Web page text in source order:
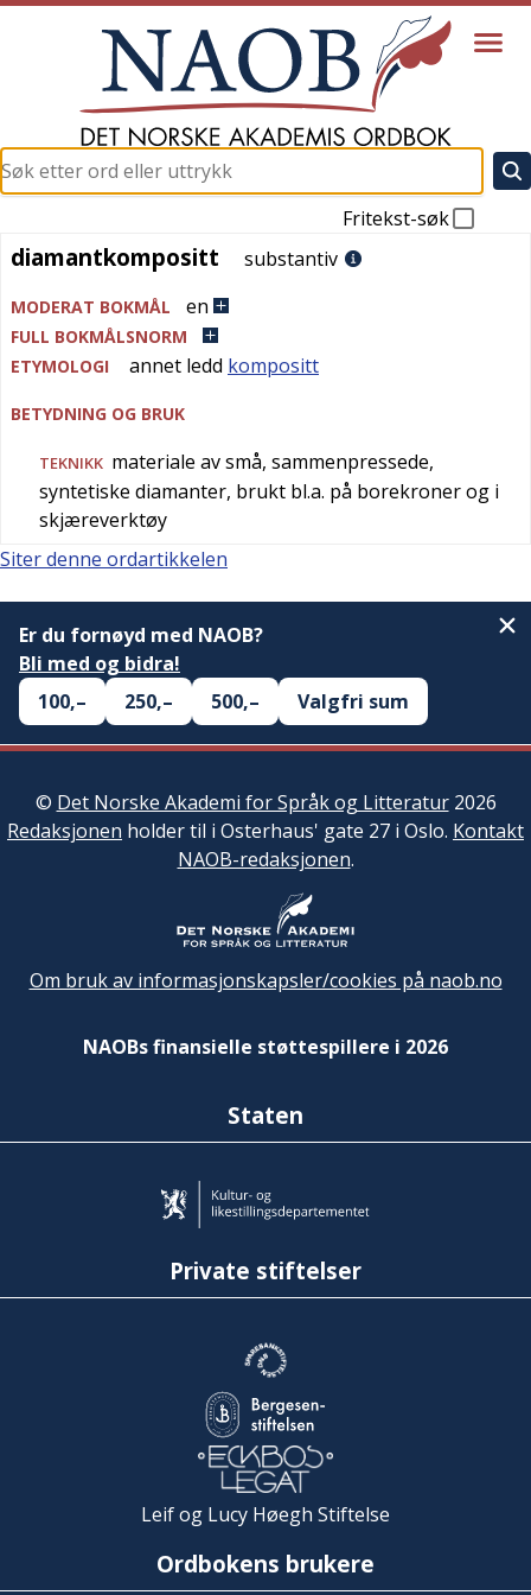
Fritekst-søk
diamantkompositt
diamantkompositt substantiv
MODERAT BOKMÅL en
FULL BOKMÅLSNORM
ETYMOLOGI
annet ledd kompositt
BETYDNING OG BRUK
TEKNIKK materiale av små, sammenpressede,
syntetiske diamanter, brukt bl.a. på borekroner og i
skjæreverktøy
Siter denne ordartikkelen
Er du fornøyd med NAOB?
Bli med og bidra!
100,–
250,– 500,– Valgfri sum
© Det Norske Akademi for Språk og Litteratur2026
Redaksjonen holder til i Osterhaus' gate 27 i Oslo. Kontakt
NAOB-redaksjonen.
Om bruk av informasjonskapsler/cookies på naob.no
NAOBs finansielle støttespillere i 2026
Staten
Private stiftelser
Leif og Lucy Høegh Stiftelse
Ordbokens brukere